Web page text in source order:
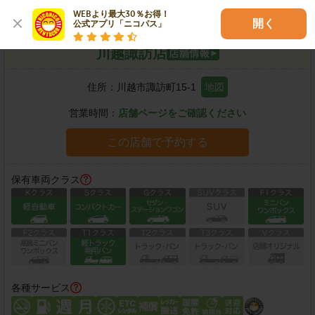
WEBより最大30％お得！
公式アプリ「ニコパス」
開く
川越諏訪店
住所： 川越市諏訪町15-1 地図
営業時間： 店舗ページをご確認ください
この店舗で予約する
保有車両クラス
各種サービス